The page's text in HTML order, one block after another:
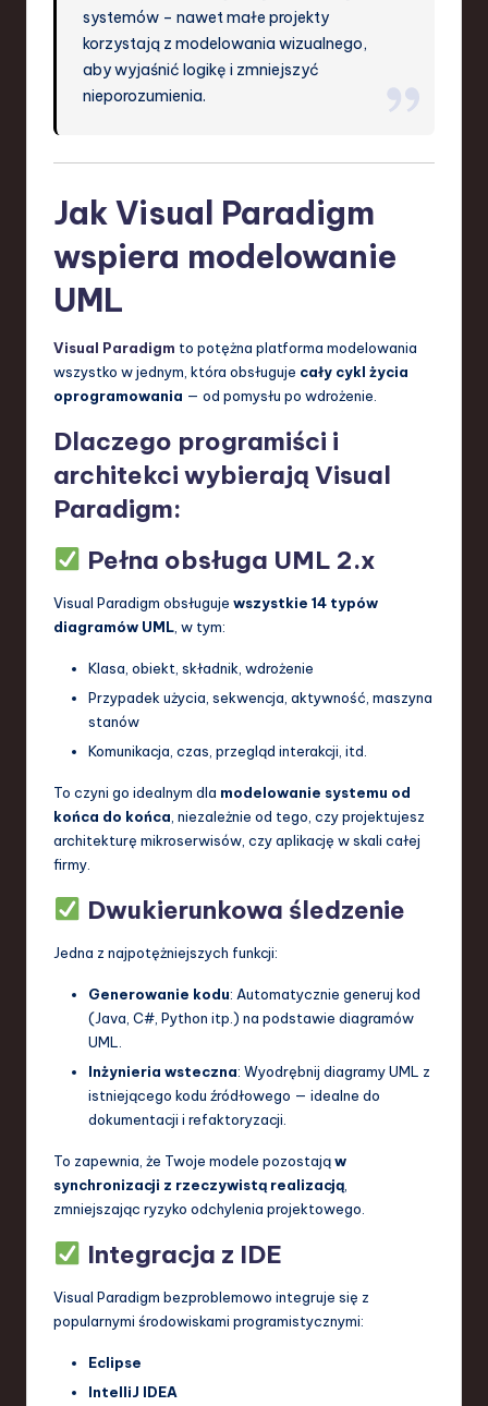
systemów – nawet małe projekty
korzystają z modelowania wizualnego,
aby wyjaśnić logikę i zmniejszyć
nieporozumienia.
Jak Visual Paradigm
wspiera modelowanie
UML
Visual Paradigm to potężna platforma modelowania
wszystko w jednym, która obsługuje cały cykl życia
oprogramowania — od pomysłu po wdrożenie.
Dlaczego programiści i
architekci wybierają Visual
Paradigm:
Pełna obsługa UML 2.x
Visual Paradigm obsługuje wszystkie 14 typów
diagramów UML , w tym:
Klasa, obiekt, składnik, wdrożenie
Przypadek użycia, sekwencja, aktywność, maszyna
stanów
Komunikacja, czas, przegląd interakcji, itd.
To czyni go idealnym dla modelowanie systemu od
końca do końca , niezależnie od tego, czy projektujesz
architekturę mikroserwisów, czy aplikację w skali całej
firmy.
Dwukierunkowa śledzenie
Jedna z najpotężniejszych funkcji:
Generowanie kodu: Automatycznie generuj kod
(Java, C#, Python itp.) na podstawie diagramów
UML.
Inżynieria wsteczna: Wyodrębnij diagramy UML z
istniejącego kodu źródłowego — idealne do
dokumentacji i refaktoryzacji.
To zapewnia, że Twoje modele pozostająw
synchronizacji z rzeczywistą realizacją
zmniejszając ryzyko odchylenia projektowego.
Integracja z IDE
Visual Paradigm bezproblemowo integruje się z
popularnymi środowiskami programistycznymi:
Eclipse
IntelliJ IDEA